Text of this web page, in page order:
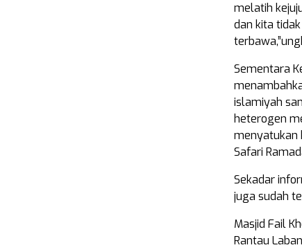
melatih
dan kita
Sementara
islamiyah
heterogen
menyatukan
Safari
Sekadar
juga sudah
Masjid Fail
Rantau